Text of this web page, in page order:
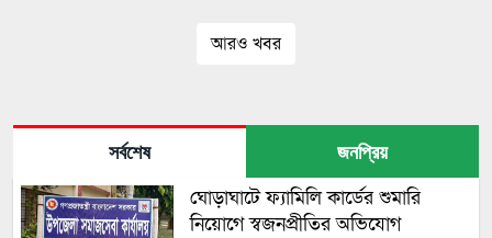
আরও খবর
সর্বশেষ জনপ্রিয়
ঘোড়াঘাটে ফ্যামিলি কার্ডের শুমারি
নিয়োগে স্বজনপ্রীতির অভিযোগ